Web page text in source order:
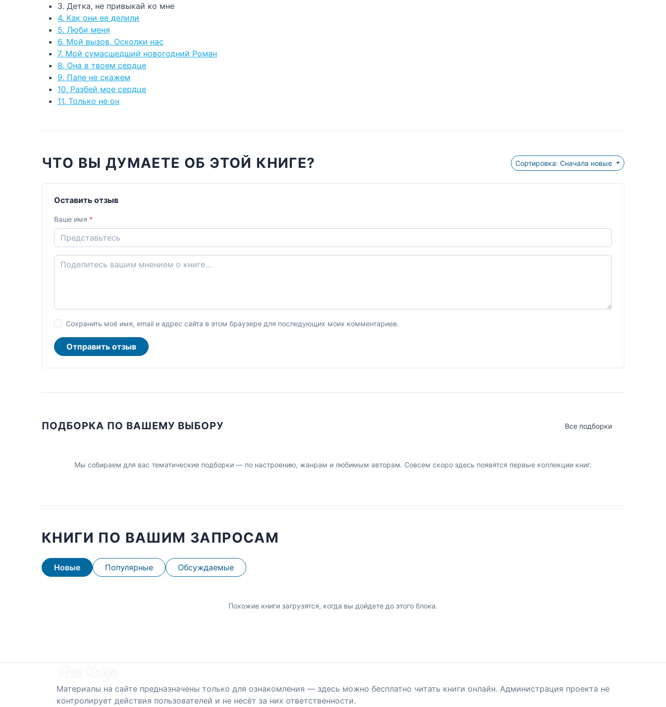
3. Детка, не привыкай ко мне
4. Как они ее делили
5. Люби меня
6. Мой вызов. Осколки нас
7. Мой сумасшедший новогодний Роман
8. Она в твоем сердце
9. Папе не скажем
10. Разбей мое сердце
11. Только не он
ЧТО ВЫ ДУМАЕТЕ ОБ ЭТОЙ КНИГЕ? Сортировка: Сначала новые
Оставить отзыв
Ваше имя *
Сохранить моё имя, email и адрес сайта в этом браузере для последующих моих комментариев.
Отправить отзыв
ПОДБОРКА ПО ВАШЕМУ ВЫБОРУ Все подборки
Мы собираем для вас тематические подборки — по настроению, жанрам и любимым авторам. Совсем скоро здесь появятся первые коллекции книг.
КНИГИ ПО ВАШИМ ЗАПРОСАМ
Новые Популярные Обсуждаемые
Похожие книги загрузятся, когда вы дойдете до этого блока.
Материалы на сайте предназначены только для ознакомления — здесь можно бесплатно читать книги онлайн. Администрация проекта не
контролирует действия пользователей и не несёт за них ответственности.